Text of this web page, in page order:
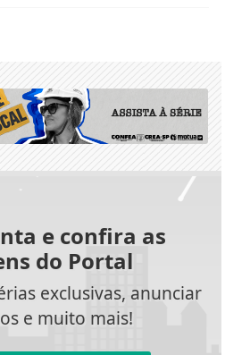
e confira as
do Portal
exclusivas, anunciar
e muito mais!